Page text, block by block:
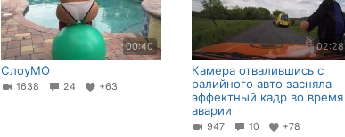
00:40
СлоуМО
1638 24 +63
02:28
Камера отвалившись с
ралийного авто засняла
эффектный кадр во время
аварии
947 10 +78